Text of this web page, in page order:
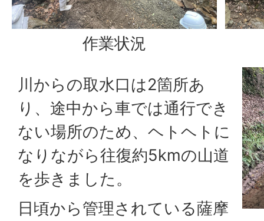
作業状況
川からの取水口は2箇所あ
り、途中から車では通行でき
ない場所のため、ヘトヘトに
なりながら往復約5kmの山道
を歩きました。
日頃から管理されている薩摩